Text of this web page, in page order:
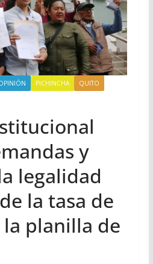
PICHINCHA
QUITO
y
legalidad
la tasa de
planilla de